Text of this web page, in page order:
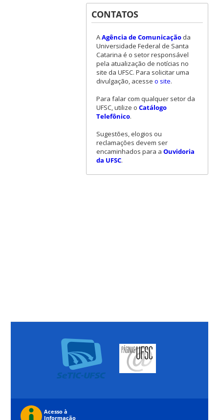
CONTATOS
AAgência de Comunicaçãoda
Universidade Federal de Santa
Catarina é o setor responsável
pela atualização de notícias no
site da UFSC. Para solicitar uma
divulgação, acesse o site.
Para falar com qualquer setor da
UFSC, utilize o Catálogo
Telefônico.
Sugestões, elogios ou
reclamações devem ser
encaminhados para a Ouvidoria
da UFSC.